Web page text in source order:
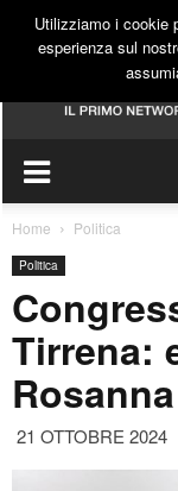
Home Politica
Politica
Tirrena:
21 OTTOBRE 2024
Utilizziamo i cookie
esperienza sul